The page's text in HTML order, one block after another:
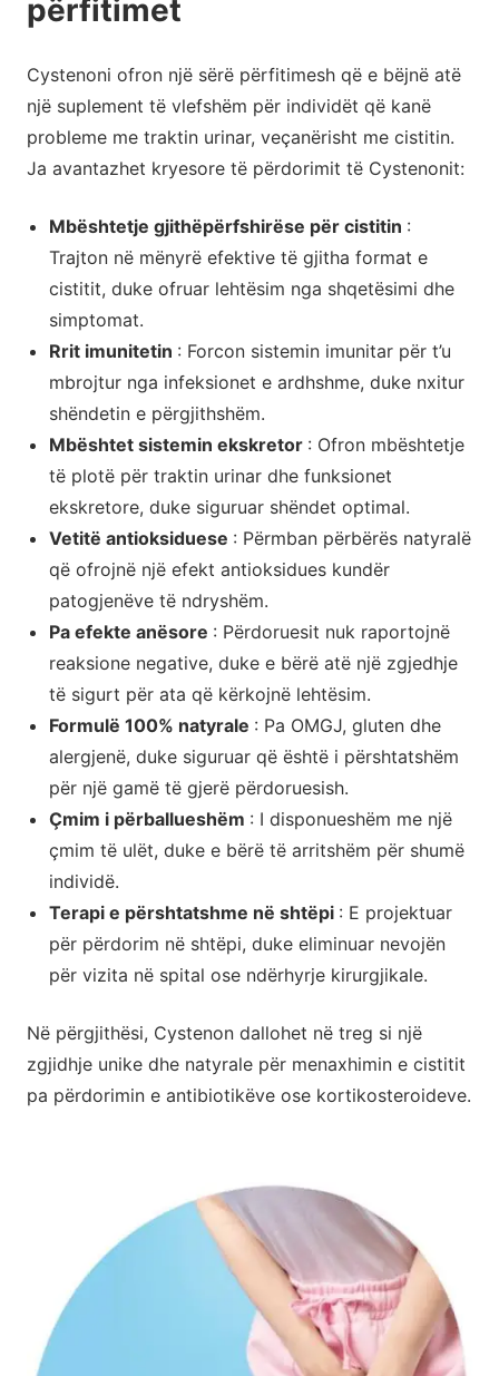
përfitimet
Cystenoni ofron një sërë përfitimesh që e bëjnë atë
një suplement të vlefshëm për individët që kanë
probleme me traktin urinar, veçanërisht me cistitin.
Ja avantazhet kryesore të përdorimit të Cystenonit:
Mbështetje gjithëpërfshirëse për cistitin :
Trajton në mënyrë efektive të gjitha format e
cistitit, duke ofruar lehtësim nga shqetësimi dhe
simptomat.
Rrit imunitetin : Forcon sistemin imunitar për t’u
mbrojtur nga infeksionet e ardhshme, duke nxitur
shëndetin e përgjithshëm.
Mbështet sistemin ekskretor : Ofron mbështetje
të plotë për traktin urinar dhe funksionet
ekskretore, duke siguruar shëndet optimal.
Vetitë antioksiduese : Përmban përbërës natyralë
që ofrojnë një efekt antioksidues kundër
patogjenëve të ndryshëm.
Pa efekte anësore : Përdoruesit nuk raportojnë
reaksione negative, duke e bërë atë një zgjedhje
të sigurt për ata që kërkojnë lehtësim.
Formulë 100% natyrale : Pa OMGJ, gluten dhe
alergjenë, duke siguruar që është i përshtatshëm
për një gamë të gjerë përdoruesish.
Çmim i përballueshëm : I disponueshëm me një
çmim të ulët, duke e bërë të arritshëm për shumë
individë.
Terapi e përshtatshme në shtëpi : E projektuar
për përdorim në shtëpi, duke eliminuar nevojën
për vizita në spital ose ndërhyrje kirurgjikale.
Në përgjithësi, Cystenon dallohet në treg si një
zgjidhje unike dhe natyrale për menaxhimin e cistitit
pa përdorimin e antibiotikëve ose kortikosteroideve.